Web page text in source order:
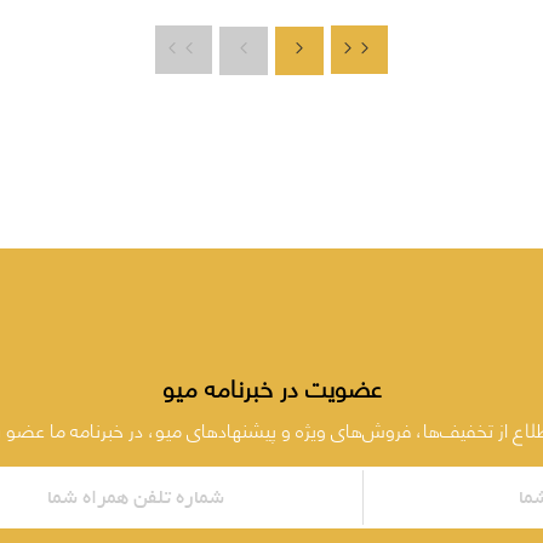
عضویت در خبرنامه میو
از تخفیف‌ها، فروش‌های ویژه و پیشنهادهای میو، در خبرنامه ما